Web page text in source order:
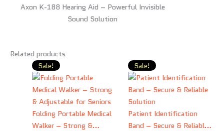
Axon K-188 Hearing Aid – Powerful Invisible
Sound Solution
Related products
Sale!
Folding Portable Medical
Walker – Strong &
price
was:
3,000.00৳ .
Current
2,700.00৳ .
Sale!
Patient Identification
Band – Secure & Reliable
price
was:
is: